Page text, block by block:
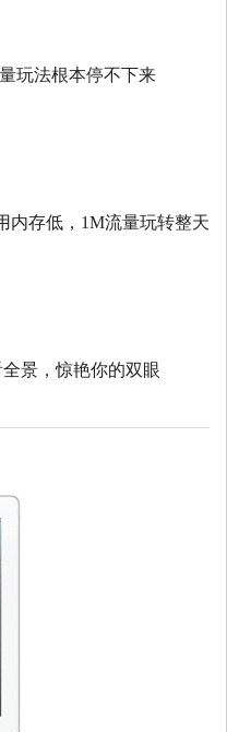
玩法根本停不下来
内存低， 1M流量玩转整天
景，惊艳你的双眼